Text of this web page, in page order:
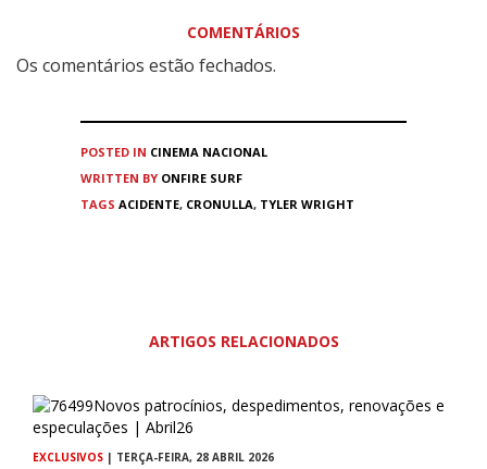
COMENTÁRIOS
Os comentários estão fechados.
POSTED IN CINEMA NACIONAL
WRITTEN BY ONFIRE SURF
TAGS ACIDENTE, CRONULLA, TYLER WRIGHT
ARTIGOS RELACIONADOS
EXCLUSIVOS | TERÇA-FEIRA, 28 ABRIL 2026